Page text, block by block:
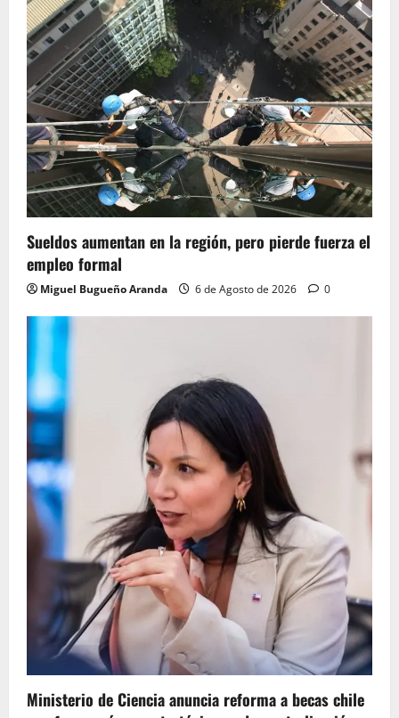
Sueldos aumentan en la región, pero pierde fuerza el
empleo formal
Miguel Bugueño Aranda 6 de Agosto de 2026 0
Ministerio de Ciencia anuncia reforma a becas chile